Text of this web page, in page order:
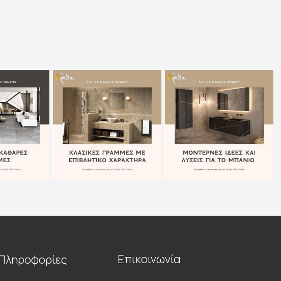
Επικοινωνία